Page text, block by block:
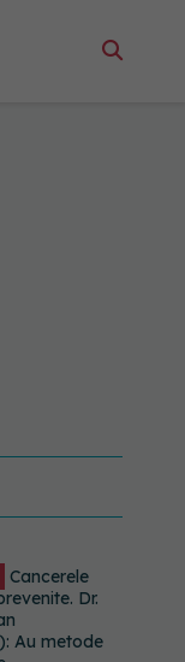
Cancerele
Dr.
Au metode